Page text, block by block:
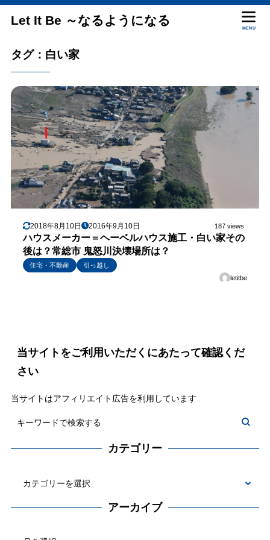
Let It Be ～なるようになる
MENU
タグ：白い家
2018年8月10日 2016年9月10日 187 views
ハウスメーカー＝ヘーベルハウス施工・白い家その
後は？常総市 鬼怒川決壊場所は？
住宅・不動産
引っ越し
letitbe
当サイトをご利用いただくにあたって確認くだ
さい
当サイトはアフィリエイト広告を利用しています
カテゴリー
アーカイブ